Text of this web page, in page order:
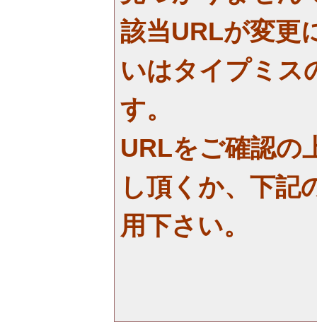
該当URLが変更
いはタイプミス
す。
URLをご確認の
し頂くか、下記
用下さい。